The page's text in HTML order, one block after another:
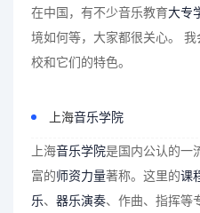
在中国，有不少音乐教育大专
境如何等，大家都很关心。
校和它们的特色。
上海音乐学院
上海音乐学院是国内公认的一
富的师资力量著称。这里的课
乐、 器乐演奏、作曲、指挥等